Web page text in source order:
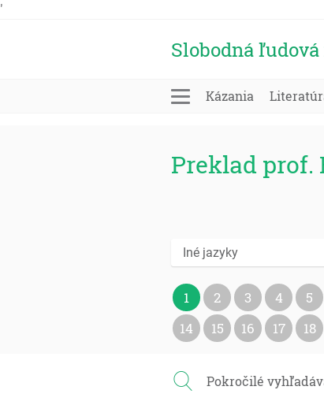
'
Slobodná
Kázania
Preklad prof.
Iné jazyky
1 2 3 4 5
14
15 16 17 18
Pokročilé